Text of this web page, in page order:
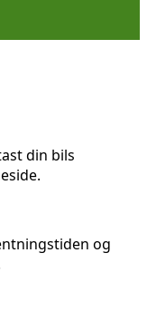
din bils
og